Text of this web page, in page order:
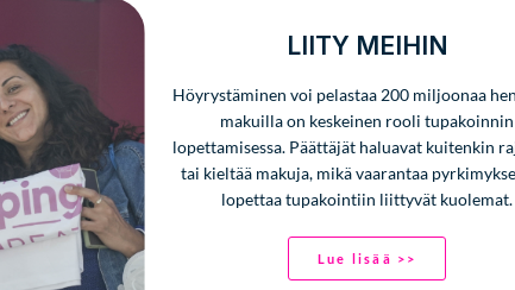
LIITY MEIHIN
Höyrystäminen voi pelastaa 200 miljoonaa
makuilla on keskeinen rooli tupakoinnin
lopettamisessa. Päättäjät haluavat kuitenkin
tai kieltää makuja, mikä vaarantaa
lopettaa tupakointiin liittyvät kuolemat.
Lue lisää >>